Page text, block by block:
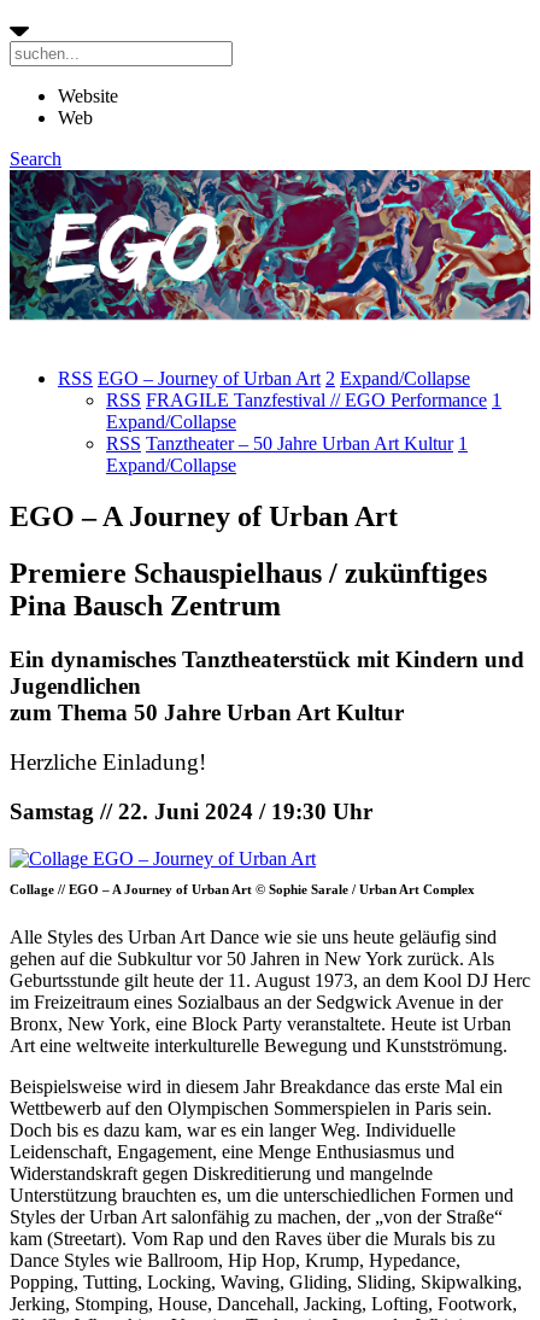
Website
Web
Search
RSS EGO – Journey of Urban Art 2 Expand/Collapse
RSS FRAGILE Tanzfestival // EGO Performance 1
Expand/Collapse
RSS Tanztheater – 50 Jahre Urban Art Kultur 1
Expand/Collapse
EGO – A Journey of Urban Art
Premiere Schauspielhaus / zukünftiges
Pina Bausch Zentrum
Ein dynamisches Tanztheaterstück mit Kindern und
Jugendlichen
zum Thema 50 Jahre Urban Art Kultur
Herzliche Einladung!
Samstag // 22. Juni 2024 / 19:30 Uhr
Collage // EGO – A Journey of Urban Art © Sophie Sarale / Urban Art Complex
Alle Styles des Urban Art Dance wie sie uns heute geläufig sind
gehen auf die Subkultur vor 50 Jahren in New York zurück. Als
Geburtsstunde gilt heute der 11. August 1973, an dem Kool DJ Herc
im Freizeitraum eines Sozialbaus an der Sedgwick Avenue in der
Bronx, New York, eine Block Party veranstaltete. Heute ist Urban
Art eine weltweite interkulturelle Bewegung und Kunstströmung.
Beispielsweise wird in diesem Jahr Breakdance das erste Mal ein
Wettbewerb auf den Olympischen Sommerspielen in Paris sein.
Doch bis es dazu kam, war es ein langer Weg. Individuelle
Leidenschaft, Engagement, eine Menge Enthusiasmus und
Widerstandskraft gegen Diskreditierung und mangelnde
Unterstützung brauchten es, um die unterschiedlichen Formen und
Styles der Urban Art salonfähig zu machen, der „von der Straße“
kam (Streetart). Vom Rap und den Raves über die Murals bis zu
Dance Styles wie Ballroom, Hip Hop, Krump, Hypedance,
Popping, Tutting, Locking, Waving, Gliding, Sliding, Skipwalking,
Jerking, Stomping, House, Dancehall, Jacking, Lofting, Footwork,